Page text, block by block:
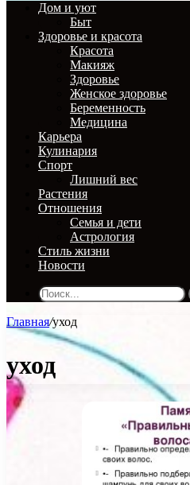
Дом и уют
Быт
Здоровье и красота
Красота
Макияж
Здоровье
Женское здоровье
Беременность
Медицина
Карьера
Кулинария
Спорт
Лишний вес
Растения
Отношения
Семья и дети
Астрология
Стиль жизни
Новости
Главная/уход
уход